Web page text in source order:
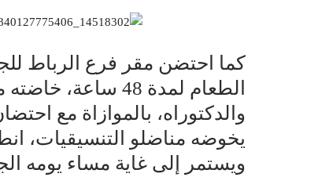
كما احتضن مقر فرع الرباط
الطعام لمدة 48
والدكتوراه، بالموازاة مع